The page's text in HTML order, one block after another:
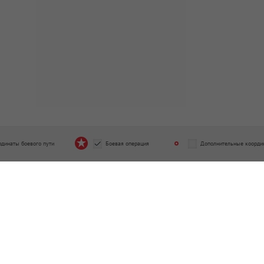
боевого пути Боевая операция Дополнительные